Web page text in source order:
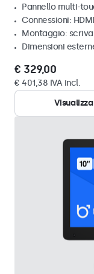
Pannello multi-
Connessioni:
Montaggio:
Dimensioni
€ 329,00
€ 401,38 IVA incl.
Visualizza